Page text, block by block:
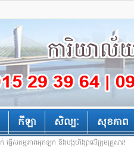
កីឡា សិល្បៈ សុខភាព
ក់ ធ្វើសកម្មភាពអុកឡុក និងបង្កហិង្សាលើក្រុមគ្រួសារ!